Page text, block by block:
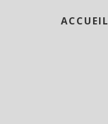
ACCUEIL